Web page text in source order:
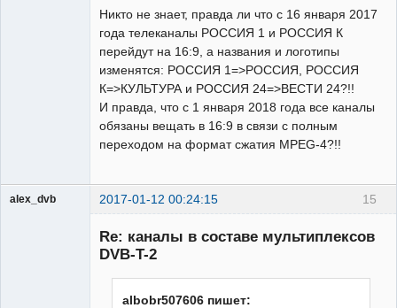
Никто не знает, правда ли что с 16 января 2017
года телеканалы РОССИЯ 1 и РОССИЯ К
перейдут на 16:9, а названия и логотипы
изменятся: РОССИЯ 1=>РОССИЯ, РОССИЯ
К=>КУЛЬТУРА и РОССИЯ 24=>ВЕСТИ 24?!!
И правда, что с 1 января 2018 года все каналы
обязаны вещать в 16:9 в связи с полным
переходом на формат сжатия MPEG-4?!!
15
alex_dvb 2017-01-12 00:24:15
Re: каналы в составе мультиплексов
DVB-T-2
albobr507606 пишет: